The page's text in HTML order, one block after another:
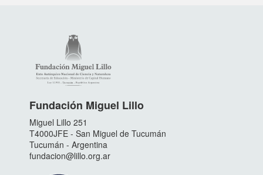
Fundación Miguel Lillo
Miguel Lillo 251
T4000JFE - San Miguel de Tucumán
Tucumán - Argentina
fundacion@lillo.org.ar